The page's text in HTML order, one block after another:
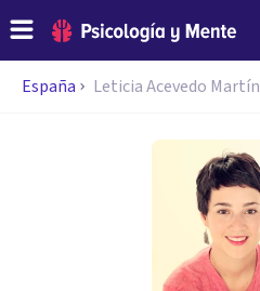
España Leticia Acevedo Martín